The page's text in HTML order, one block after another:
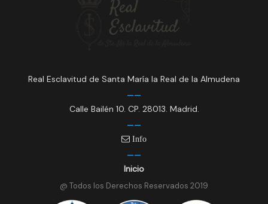
Real Esclavitud de Santa María la Real de la Almudena
Calle Bailén 10. CP. 28013. Madrid.
Info
Inicio
@ Todos los Derechos Reservados 2019